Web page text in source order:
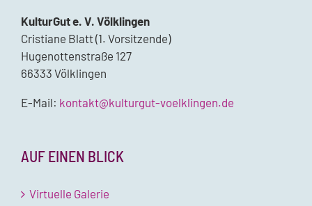
KulturGut e. V. Völklingen
Cristiane Blatt (1. Vorsitzende)
Hugenottenstraße 127
66333 Völklingen
E-Mail: kontakt@kulturgut-voelklingen.de
AUF EINEN BLICK
Virtuelle Galerie